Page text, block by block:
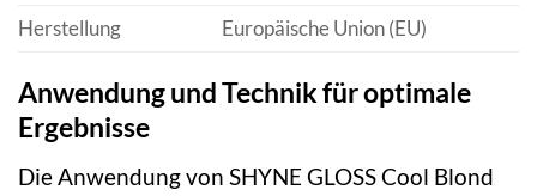
Herstellung
Europäische Union (EU)
Anwendung und Technik für optimale
Ergebnisse
Die Anwendung von SHYNE GLOSS Cool Blond